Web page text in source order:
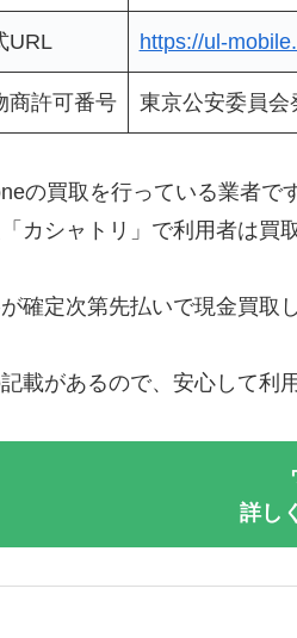
URL https://ul-
商許可番号 東京公安委員
の買取を行っている業者で
カシャトリ」で利用者は買
確定次第先払いで現金買取
載があるので、安心して利
詳し